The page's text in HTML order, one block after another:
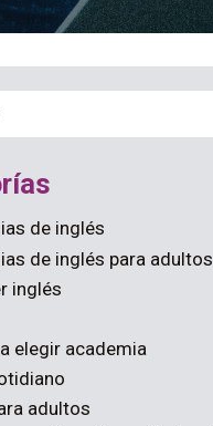
de inglés
de inglés para adultos
inglés
elegir academia
adultos